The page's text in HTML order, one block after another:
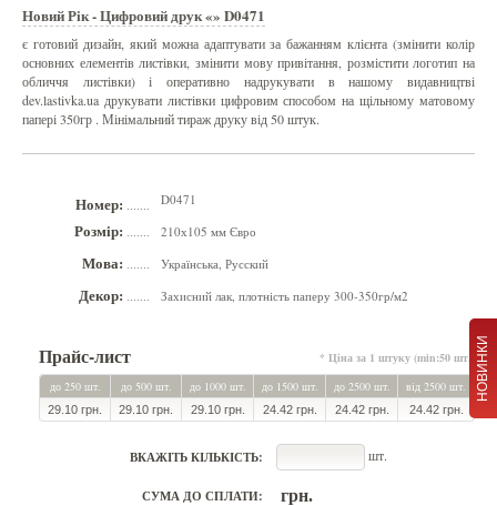
НОВИНКИ
Новий Рік - Цифровий друк «» D0471
є готовий дизайн, який можна адаптувати за бажанням клієнта (змінити колір
основних елементів листівки, змінити мову привітання, розмістити логотип на
обличчя листівки) і оперативно надрукувати в нашому видавництві
dev.lastivka.ua друкувати листівки цифровим способом на щільному матовому
папері 350гр . Мінімальний тираж друку від 50 штук.
Номер: D0471
Розмір: 210х105 мм Євро
Мова: Українська, Русский
Декор: Захисний лак, плотність паперу 300-350гр/м2
Прайс-лист
* Ціна за 1 штуку (min:50 шт.)
до 250 шт.
до 500 шт. до 1000 шт. до 1500 шт. до 2500 шт. від 2500 шт.
29.10 грн. 29.10 грн. 29.10 грн. 24.42 грн. 24.42 грн. 24.42 грн.
ВКАЖІТЬ КІЛЬКІСТЬ: шт.
СУМА ДО СПЛАТИ: грн.